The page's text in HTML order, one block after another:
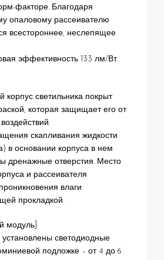
факторе. Благодаря
опаловому рассеивателю
всестороннее, неслепящее
эффективность 133 лм/Вт.
корпус светильника покрыт
которая защищает его от
скапливания жидкости
в основании корпуса в нем
дренажные отверстия. Место
и рассеивателя
влаги
прокладкой.
модуль]
установлены светодиодные
подложке – от 4 до 6